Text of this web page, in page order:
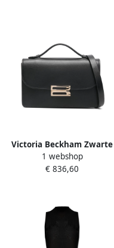
Victoria Beckham Zwarte
tassen voor stijlvolle outfits
Black Dames
1 webshop
€ 836,60